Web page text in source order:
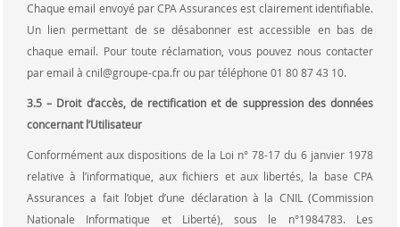
Chaque email envoyé par CPA Assurances est clairement identifiable.
Un lien permettant de se désabonner est accessible en bas de
chaque email. Pour toute réclamation, vous pouvez nous contacter
par email à cnil@groupe-cpa.fr ou par téléphone 01 80 87 43 10.
3.5 – Droit d’accès, de rectification et de suppression des données
concernant l’Utilisateur
Conformément aux dispositions de la Loi n° 78-17 du 6 janvier 1978
relative à l’informatique, aux fichiers et aux libertés, la base CPA
Assurances a fait l’objet d’une déclaration à la CNIL (Commission
Nationale Informatique et Liberté), sous le n°1984783. Les